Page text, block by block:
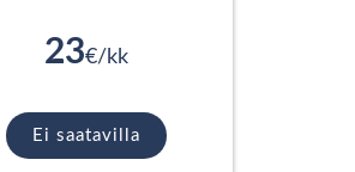
23€/kk
Ei saatavilla